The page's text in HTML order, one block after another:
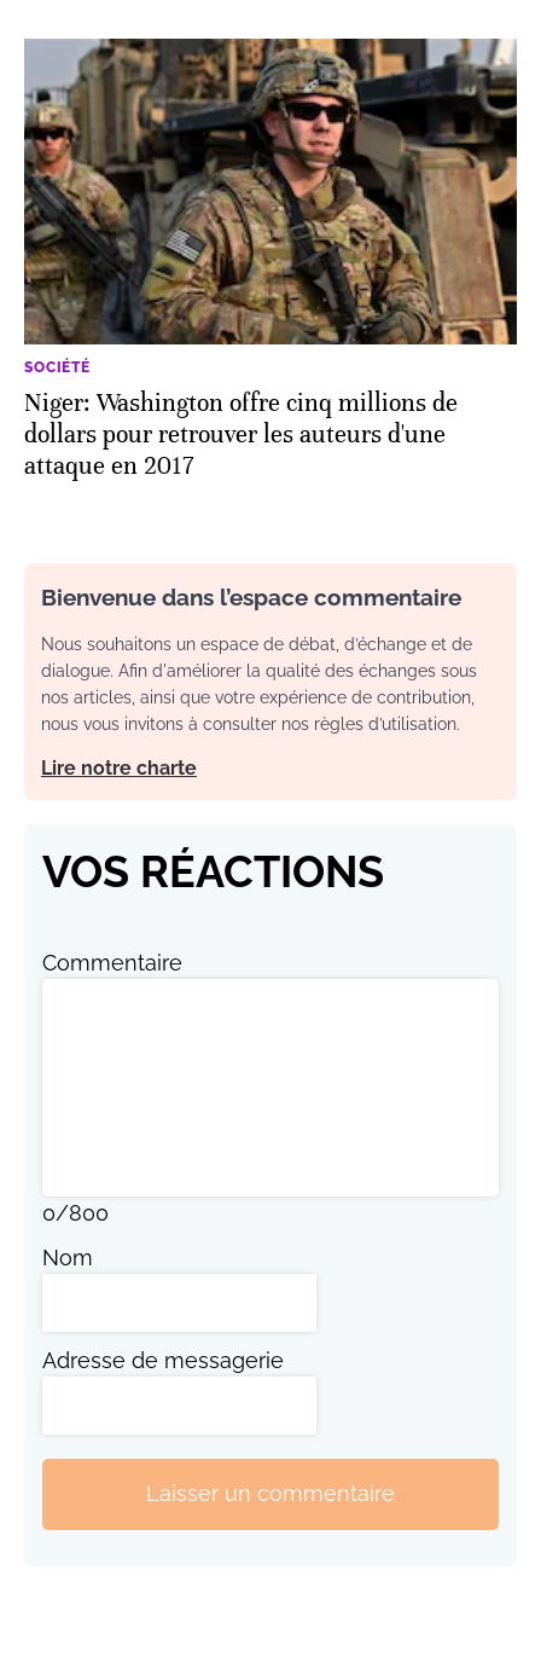
SOCIÉTÉ
Niger: Washington offre cinq millions de
dollars pour retrouver les auteurs d'une
attaque en 2017
Bienvenue dans l’espace commentaire
Nous souhaitons un espace de débat, d’échange et de
dialogue. Afin d'améliorer la qualité des échanges sous
nos articles, ainsi que votre expérience de contribution,
nous vous invitons à consulter nos règles d’utilisation.
Lire notre charte
VOS RÉACTIONS
Commentaire
0/800
Nom
Adresse de messagerie
Laisser un commentaire